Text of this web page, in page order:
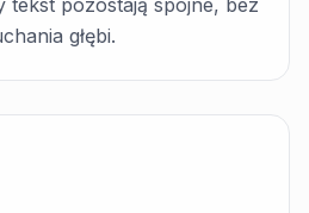
tekst pozostają spójne, bez
głębi.